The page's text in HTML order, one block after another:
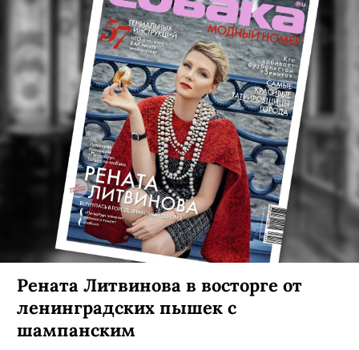
Рената Литвинова в восторге от
ленинградских пышек с
шампанским